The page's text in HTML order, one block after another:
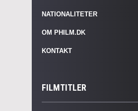
NATIONALITETER
OM PHILM.DK
KONTAKT
FILMTITLER